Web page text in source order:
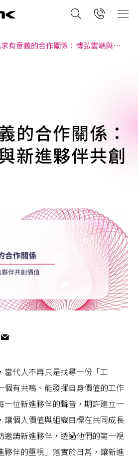
有意義的合作關係：博弘雲端與新進夥伴共創價值
的合作關係：
新進夥伴共創
當代人不再只是找尋一份「工
個有共鳴、能發揮自身價值的工作
一位新進夥伴的聲音，期許建立一
讓個人價值與組織目標在共同成長
邀請新進夥伴，透過他們的第一視
夥伴的重視」落實於日常，讓新進